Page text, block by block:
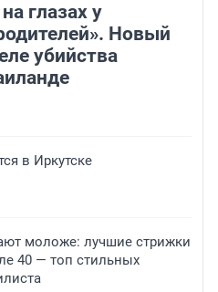
глазах у
Новый
убийства
в Иркутске
моложе: лучшие стрижки
40 — топ стильных